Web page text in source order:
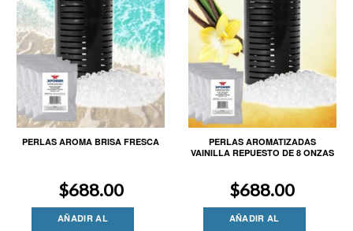
PERLAS AROMA BRISA FRESCA
$688.00
AÑADIR AL
PERLAS AROMATIZADAS
VAINILLA REPUESTO DE 8 ONZAS
$688.00
AÑADIR AL